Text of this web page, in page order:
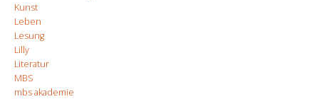
Kunst
Leben
Lesung
Lilly
Literatur
MBS
mbs akademie